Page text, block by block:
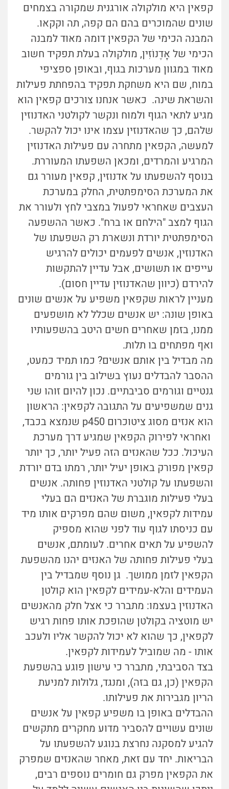
קפאין היא מולקולה אורגנית שמקורה בצמחים
שונים שהמוכרים בהם הם קפה, תה וקקאו.
המבנה הכימי של הקפאין דומה מאוד למבנה
הכימי של אָדֶנוֹזִין, מולקולה בעלת תפקיד חשוב
מאוד במגוון מערכות בגוף, ובאופן ספציפי
במוח, שם היא משחקת תפקיד בהפחתת פעילות
והשראת שינה. כאשר אנחנו צורכים קפאין הוא
מגיע לתאי הגוף ולמוח ונקשר לקולטני האדנוזין
שלהם, כך שהאדנוזין עצמו אינו יכול להקשר.
למעשה, הקפאין מתחרה עם פעילות האדנוזין
המרגיע והמרדים, ומכאן השפעתו המעוררת.
בנוסף להשפעתו על אדנוזין, קפאין מעורר גם
את המערכת הסימפתטית, החלק במערכת
העצבים שאחראי לפעול במצבי לחץ ולעורר את
הגוף למצב "הילחם או ברח". כאשר ההשפעה
הסימפתטית יורדת ונשארת רק השפעתו של
האדנוזין, אנשים לפעמים יכולים להרגיש
עייפים או תשושים, אבל עדיין להתקשות
להירדם (כיוון שהאדנוזין עדיין חסום).
מעניין לראות שקפאין משפיע על אנשים שונים
באופן שונה: יש אנשים שכלל לא מושפעים
ממנו, בזמן שאחרים חשים היטב בהשפעותיו
ואף מפתחים בו תלות.
מה מבדיל בין אותם אנשים? כמו תמיד כמעט,
ההסבר להבדלים נעוץ בשילוב בין גורמים
גנטיים וגורמים סביבתיים. נכון להיום זוהו שני
גנים שמשפיעים על התגובה לקפאין: הראשון
הוא אנזים מסוג ציטוכרום p450 שנמצא בכבד,
ואחראי לפירוק הקפאין שמגיע דרך מערכת
העיכול. ככל שהאנזים הזה פעיל יותר, כך יותר
קפאין מפורק באופן יעיל יותר, רמתו בדם יורדת
והשפעתו על קולטני האדנוזין פחותה. אנשים
בעלי פעילות מוגברת של האנזים הם בעלי
עמידות לקפאין, משום שהם מפרקים אותו מיד
עם כניסתו לגוף עוד לפני שהוא מספיק
להשפיע על תאים אחרים. לעומתם, אנשים
בעלי פעילות פחותה של האנזים יהנו מהשפעת
הקפאין לזמן ממושך. גן נוסף שמבדיל בין
העמידים והלא-עמידים לקפאין הוא קולטן
האדנוזין בעצמו: מתברר כי אצל חלק מהאנשים
יש מוטציה בקולטן שהופכת אותו פחות רגיש
לקפאין, כך שהוא לא יכול להקשר אליו ולעכב
אותו - מה שמוביל לעמידות לקפאין.
בצד הסביבתי, מתברר כי עישון פוגע בהשפעת
הקפאין (כן, גם בזה), ומנגד, גלולות למניעת
הריון מגבירות את פעילותו.
ההבדלים באופן בו משפיע קפאין על אנשים
שונים עשויים להסביר מדוע מחקרים מתקשים
להגיע למסקנה נחרצת בנוגע להשפעתו על
הבריאות. יחד עם זאת, מאחר שהאנזים שמפרק
את הקפאין מפרק גם חומרים נוספים רבים,